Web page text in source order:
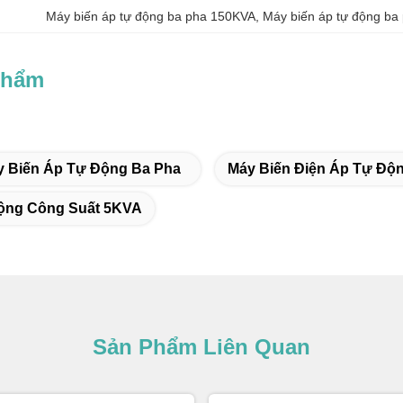
Máy biến áp tự động ba pha 150KVA Máy biến áp tự động ba
Biến Áp Tự Động Ba Pha Máy Biến Điện Áp Tự
Công Suất 5KVA
Sản Phẩm Liên Quan